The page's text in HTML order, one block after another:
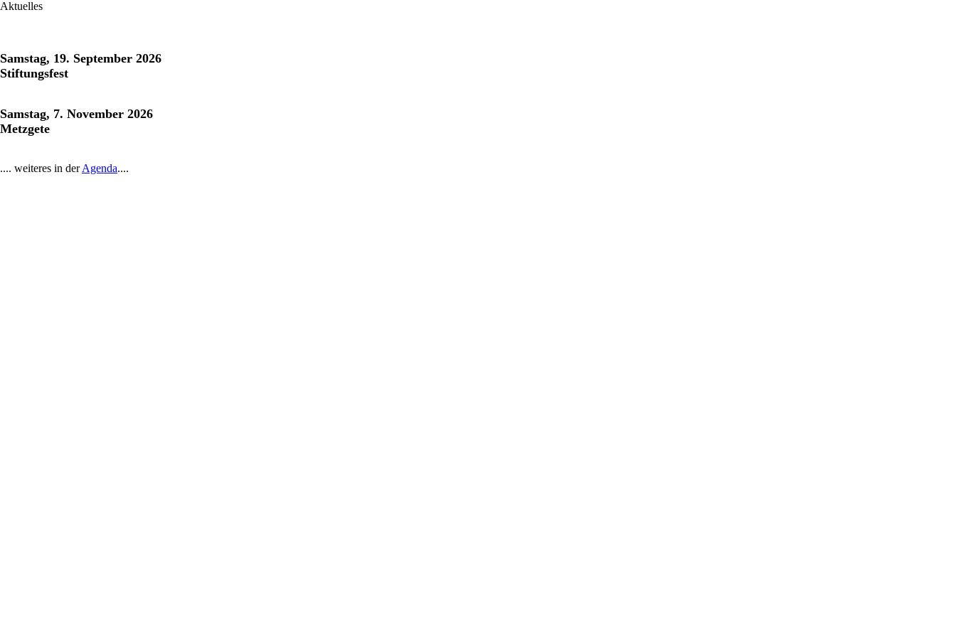
Aktuelles
Samstag, 19. September 2026
Stiftungsfest
Samstag, 7. November 2026
Metzgete
.... weiteres in derAgenda....